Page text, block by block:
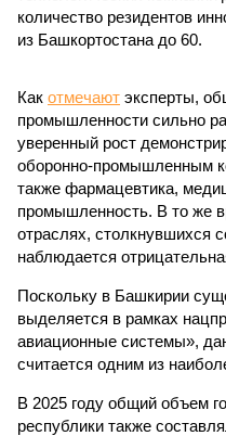
количество резидентов
из Башкортостана до 60.
Как отмечают эксперты,
промышленности сильно
уверенный рост
оборонно-промышленным
также фармацевтика,
промышленность. В то же
отраслях, столкнувшихся
наблюдается
Поскольку в Башкирии
выделяется в рамках
авиационные системы»,
считается одним из
В 2025 году общий объем
республики также